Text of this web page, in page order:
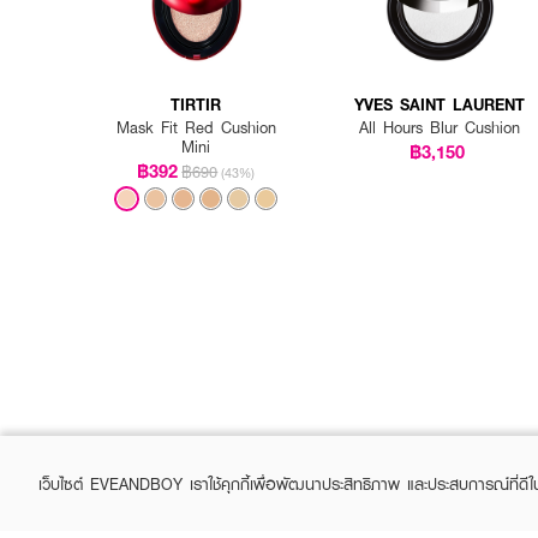
TIRTIR
Mask Fit Red Cushion
Mini
฿392฿690 (43%)
YVES SAINT LAURENT
All Hours Blur Cushion
฿3,150
เว็บไซต์ EVEANDBOY เราใช้คุกกี้เพื่อพัฒนาประสิทธิภาพ และประสบการณ์ที่